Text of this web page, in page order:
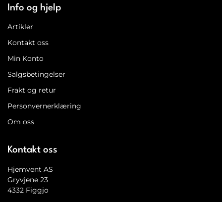
Info og hjelp
Artikler
Kontakt oss
Min Konto
Salgsbetingelser
Frakt og retur
Personvernerklæring
Om oss
Kontakt oss
Hjemvent AS
Gryvjene 23
4332 Figgjo